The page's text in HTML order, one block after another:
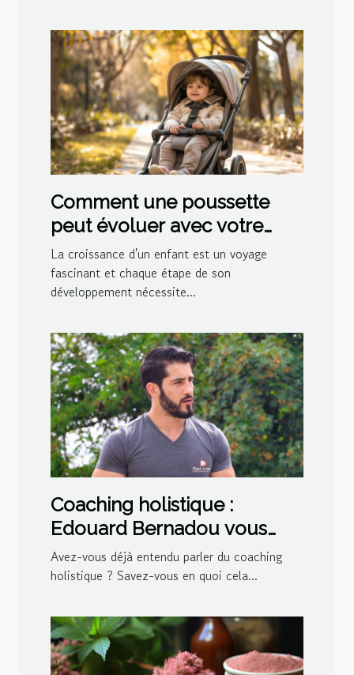
Comment une poussette
peut évoluer avec votre
enfant : de nourrisson à
tout-petit
La croissance d'un enfant est un voyage
fascinant et chaque étape de son
développement nécessite...
Coaching holistique :
Edouard Bernadou vous
guide vers la véritable
transformation !
Avez-vous déjà entendu parler du coaching
holistique ? Savez-vous en quoi cela...